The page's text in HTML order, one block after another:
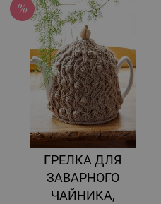
ГРЕЛКА ДЛЯ
ЗАВАРНОГО
ЧАЙНИКА,